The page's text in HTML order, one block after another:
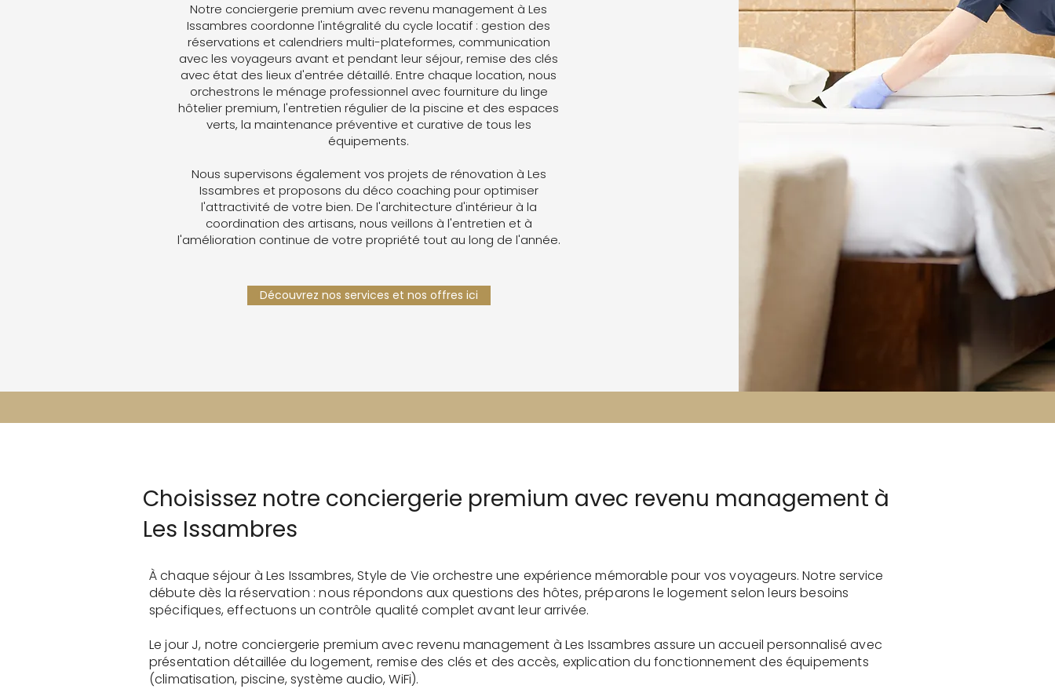
Notre conciergerie premium avec revenu management à Les
Issambres coordonne l'intégralité du cycle locatif : gestion des
réservations et calendriers multi-plateformes, communication
avec les voyageurs avant et pendant leur séjour, remise des clés
avec état des lieux d'entrée détaillé. Entre chaque location, nous
orchestrons le ménage professionnel avec fourniture du linge
hôtelier premium, l'entretien régulier de la piscine et des espaces
verts, la maintenance préventive et curative de tous les
équipements.
Nous supervisons également vos projets de rénovation à Les
Issambres et proposons du déco coaching pour optimiser
l'attractivité de votre bien. De l'architecture d'intérieur à la
coordination des artisans, nous veillons à l'entretien et à
l'amélioration continue de votre propriété tout au long de l'année.
Découvrez nos services et nos offres ici
Choisissez notre conciergerie premium avec revenu management à
Les Issambres
À chaque séjour à Les Issambres, Style de Vie orchestre une expérience mémorable pour vos voyageurs. Notre service
débute dès la réservation : nous répondons aux questions des hôtes, préparons le logement selon leurs besoins
spécifiques, effectuons un contrôle qualité complet avant leur arrivée.
Le jour J, notre conciergerie premium avec revenu management à Les Issambres assure un accueil personnalisé avec
présentation détaillée du logement, remise des clés et des accès, explication du fonctionnement des équipements
(climatisation, piscine, système audio, WiFi).